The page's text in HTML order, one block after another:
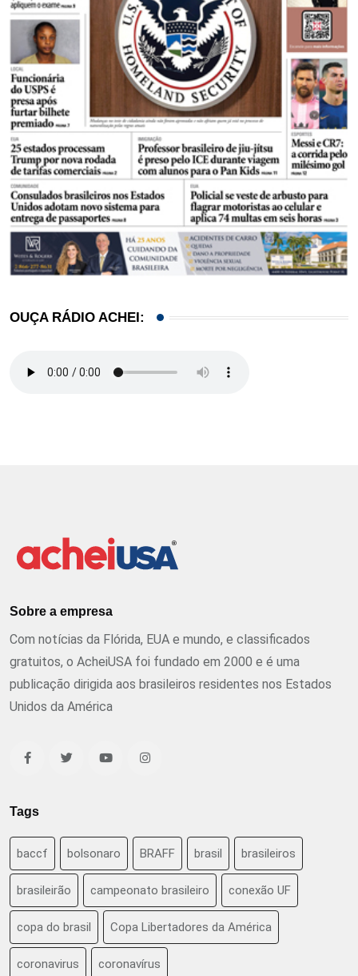
OUÇA RÁDIO ACHEI:
Sobre a empresa
Com notícias da Flórida, EUA e mundo, e classificados
gratuitos, o AcheiUSA foi fundado em 2000 e é uma
publicação dirigida aos brasileiros residentes nos Estados
Unidos da América
Tags
baccf bolsonaro BRAFF brasil brasileiros
brasileirão campeonato brasileiro conexão UF
copa do brasil Copa Libertadores da América
coronavirus coronavírus